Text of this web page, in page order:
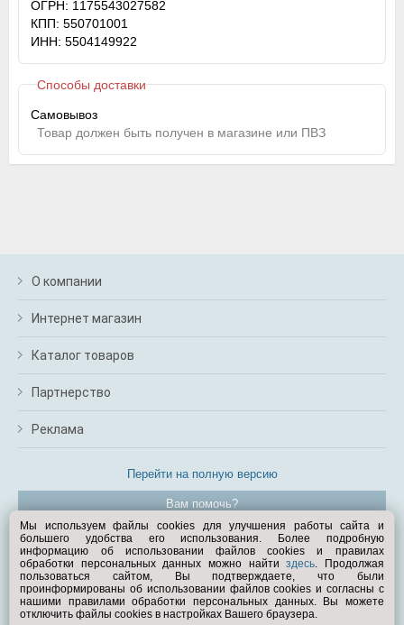
ОГРН: 1175543027582
КПП: 550701001
ИНН: 5504149922
Способы доставки
Самовывоз
Товар должен быть получен в магазине или ПВЗ
О компании
Интернет магазин
Каталог товаров
Партнерство
Реклама
Перейти на полную версию
Вам помочь?
© Exist.ru 1998—2026
Мы используем файлы cookies для улучшения работы сайта и
большего удобства его использования. Более подробную
информацию об использовании файлов cookies и правилах
обработки персональных данных можно найтиздесь. Продолжая
пользоваться сайтом, Вы подтверждаете, что были
проинформированы об использовании файлов cookies и согласны с
нашими правилами обработки персональных данных. Вы можете
отключить файлы cookies в настройках Вашего браузера.